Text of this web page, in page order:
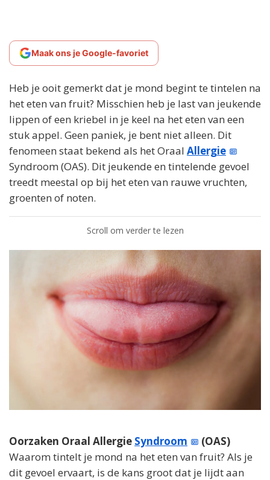
Maak ons je Google-favoriet
Heb je ooit gemerkt dat je mond begint te tintelen na
het eten van fruit? Misschien heb je last van jeukende
lippen of een kriebel in je keel na het eten van een
stuk appel. Geen paniek, je bent niet alleen. Dit
fenomeen staat bekend als het Oraal Allergie
Syndroom (OAS). Dit jeukende en tintelende gevoel
treedt meestal op bij het eten van rauwe vruchten,
groenten of noten.
Scroll om verder te lezen
Oorzaken Oraal Allergie Syndroom
(OAS)
Waarom tintelt je mond na het eten van fruit? Als je
dit gevoel ervaart, is de kans groot dat je lijdt aan